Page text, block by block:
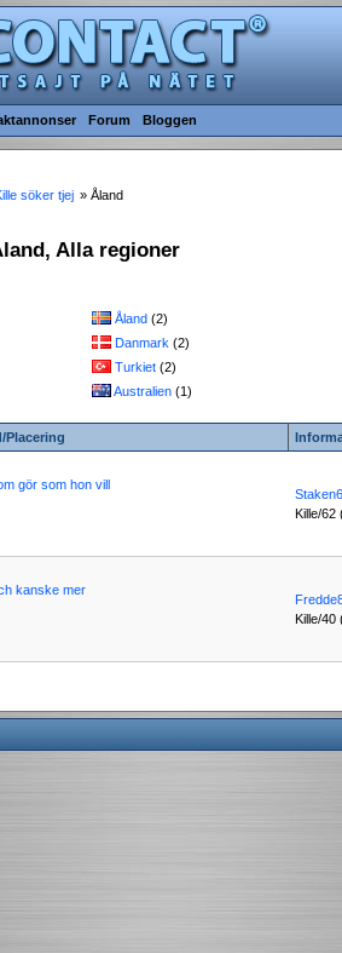
Forum Bloggen
söker tjej » Åland
Alla regioner
Åland (2)
Danmark (2)
Turkiet (2)
Australien (1)
Placering
gör som hon vill
Staken6
Kille/62
kanske mer
Kille/40